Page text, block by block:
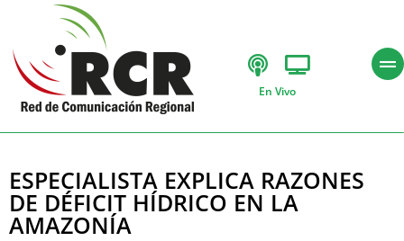
En Vivo
ESPECIALISTA EXPLICA RAZONES
DE DÉFICIT HÍDRICO EN LA
AMAZONÍA